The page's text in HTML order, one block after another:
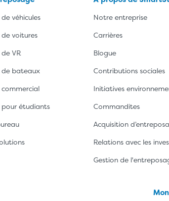
l'App Store d'Apple
véhicules
voitures
VR
de bateaux
étudiants
Notre entreprise
Carrières
Blogue
Contributions sociales
Initiatives
Commandites
Acquisition
Relations avec les
Gestion de